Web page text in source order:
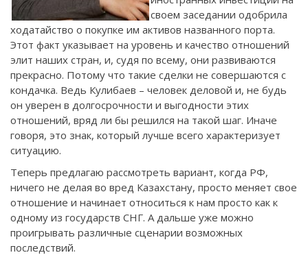
своем заседании одобрила
ходатайство о покупке им активов названного порта.
Этот факт указывает на уровень и качество отношений
элит наших стран, и, судя по всему, они развиваются
прекрасно. Потому что такие сделки не совершаются с
кондачка. Ведь Кулибаев – человек деловой и, не будь
он уверен в долгосрочности и выгодности этих
отношений, вряд ли бы решился на такой шаг. Иначе
говоря, это знак, который лучше всего характеризует
ситуацию.
Теперь предлагаю рассмотреть вариант, когда РФ,
ничего не делая во вред Казахстану, просто меняет свое
отношение и начинает относиться к нам просто как к
одному из государств СНГ. А дальше уже можно
проигрывать различные сценарии возможных
последствий.